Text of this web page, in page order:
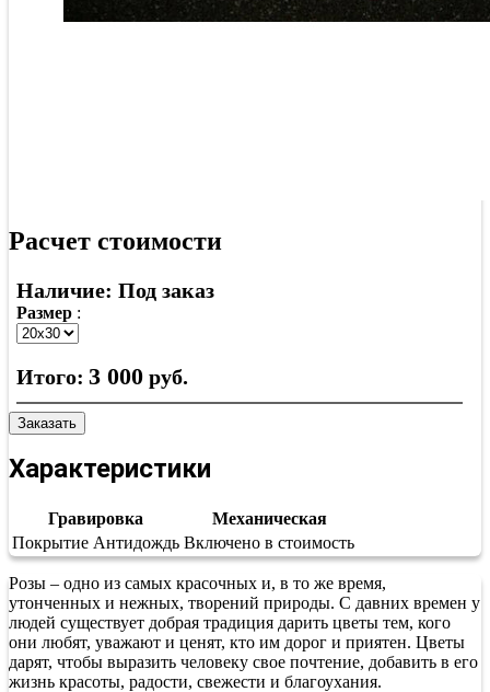
Расчет стоимости
Наличие: Под заказ
Размер :
Итого: 3 000 руб.
Заказать
Характеристики
Гравировка
Механическая
Покрытие Антидождь Включено в стоимость
Розы – одно из самых красочных и, в то же время,
утонченных и нежных, творений природы. С давних времен у
людей существует добрая традиция дарить цветы тем, кого
они любят, уважают и ценят, кто им дорог и приятен. Цветы
дарят, чтобы выразить человеку свое почтение, добавить в его
жизнь красоты, радости, свежести и благоухания.